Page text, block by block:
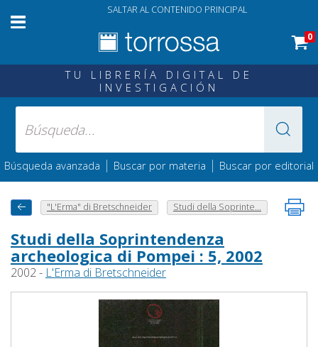
SALTAR AL CONTENIDO PRINCIPAL
0
TU LIBRERÍA DIGITAL DE
INVESTIGACIÓN
Búsqueda avanzada | Buscar por materia | Buscar por editorial
"L'Erma" di Bretschneider Studi della Soprinte...
Studi della Soprintendenza
archeologica di Pompei : 5, 2002
2002 - L'Erma di Bretschneider